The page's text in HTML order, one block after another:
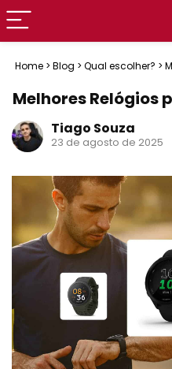
Home > Blog > Qual escolher? >
Melhores Relógios
Tiago Souza
23 de agosto de 2025